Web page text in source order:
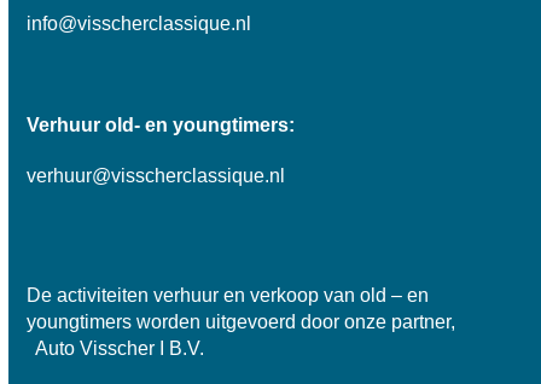
info@visscherclassique.nl
Verhuur old- en youngtimers:
verhuur@visscherclassique.nl
De activiteiten verhuur en verkoop van old – en
youngtimers worden uitgevoerd door onze partner,
Auto Visscher I B.V.